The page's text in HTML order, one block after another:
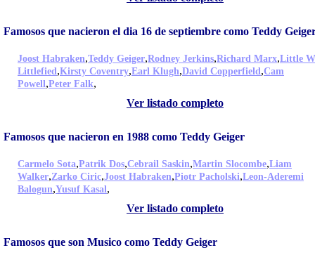
Famosos que nacieron el dia 16 de septiembre como Teddy
Joost Habraken,Teddy Geiger,Rodney Jerkins,Richard Marx,Little
Littlefied,Kirsty Coventry,Earl Klugh,David Copperfield,Cam
Powell,Peter Falk,
Ver listado completo
Famosos que nacieron en 1988 como Teddy Geiger
Carmelo Sota,Patrik Dos,Cebrail Saskin,Martin Slocombe,Liam
Walker,Zarko Ciric,Joost Habraken,Piotr Pacholski,Leon-Aderemi
Balogun,Yusuf Kasal,
Ver listado completo
Famosos que son Musico como Teddy Geiger